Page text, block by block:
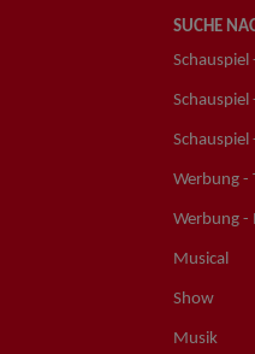
SUCHE
Schauspiel
Schauspiel
Werbung -
Werbung -
Musical
Show
Musik